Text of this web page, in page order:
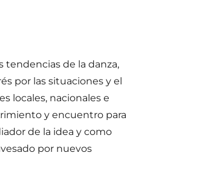
tendencias de la danza,
por las situaciones y el
locales, nacionales e
y encuentro para
de la idea y como
por nuevos